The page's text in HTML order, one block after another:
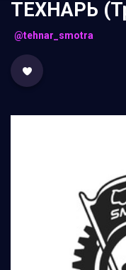
ТЕХНАРЬ
@tehnar_smotra